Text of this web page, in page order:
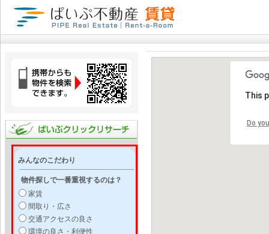
みんなのこだわり
物件探しで一番重視するのは？
家賃
間取り・広さ
交通アクセスの良さ
環境の良さ・利便性
This
Do